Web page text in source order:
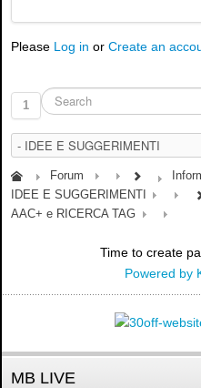
Please Log in or Create an
1
Forum
IDEE E SUGGERIMENTI
AAC+ e RICERCA TAG
Time to create
Powered by
MB LIVE